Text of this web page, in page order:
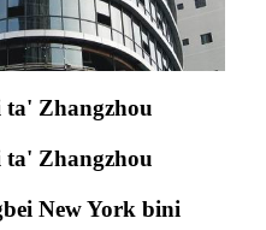
ta' Zhangzhou
ta' Zhangzhou
New York bini